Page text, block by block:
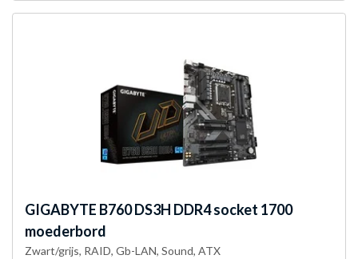
GIGABYTE B760 DS3H DDR4 socket 1700
moederbord
Zwart/grijs, RAID, Gb-LAN, Sound, ATX